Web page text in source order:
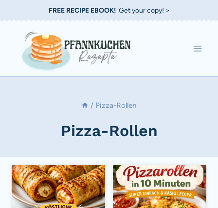
Inhalt
springen
FREE RECIPE EBOOK!Get your copy! >
/ Pizza-Rollen
Pizza-Rollen